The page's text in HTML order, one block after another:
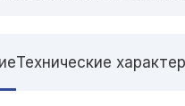
Технические